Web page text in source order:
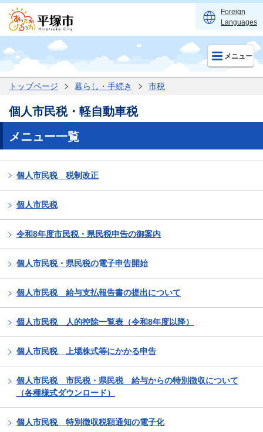
Foreign
Languages
メニュー
トップページ 暮らし・手続き 市税
個人市民税・軽自動車税
メニュー一覧
個人市民税 税制改正
個人市民税
令和8年度市民税・県民税申告の御案内
個人市民税・県民税の電子申告開始
個人市民税 給与支払報告書の提出について
個人市民税 人的控除一覧表（令和8年度以降）
個人市民税 上場株式等にかかる申告
個人市民税 市民税・県民税 給与からの特別徴収について
（各種様式ダウンロード）
個人市民税 特別徴収税額通知の電子化